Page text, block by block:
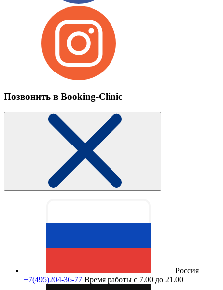
Позвонить в Booking-Clinic
Россия
+7(495)204-36-77 Время работы с 7.00 до 21.00